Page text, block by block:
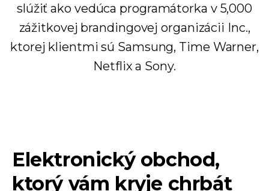
slúžiť ako vedúca programátorka v 5,000
zážitkovej brandingovej organizácii Inc.,
ktorej klientmi sú Samsung, Time Warner,
Netflix a Sony.
Elektronický obchod,
ktorý vám kryje chrbát